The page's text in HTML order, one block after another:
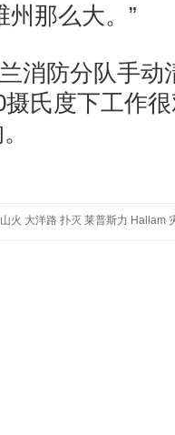
那么大。”
防分队手动
氏度下工作
火 大洋路 扑灭 莱普斯力 Hallam